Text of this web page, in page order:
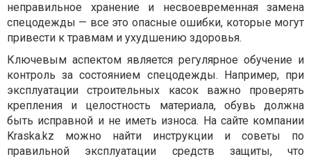
неправильное хранение и несвоевременная замена
спецодежды — все это опасные ошибки, которые могут
привести к травмам и ухудшению здоровья.
Ключевым аспектом является регулярное обучение и
контроль за состоянием спецодежды. Например, при
эксплуатации строительных касок важно проверять
крепления и целостность материала, обувь должна
быть исправной и не иметь износа. На сайте компании
Kraska.kz можно найти инструкции и советы по
правильной эксплуатации средств защиты, что